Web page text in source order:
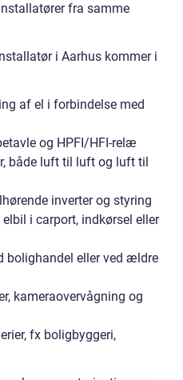
fra samme
i Aarhus kommer i
af el i forbindelse med
og HPFI/HFI-relæ
både luft til luft og luft til
inverter og styring
i carport, indkørsel eller
bolighandel eller ved ældre
kameraovervågning og
fx boligbyggeri,